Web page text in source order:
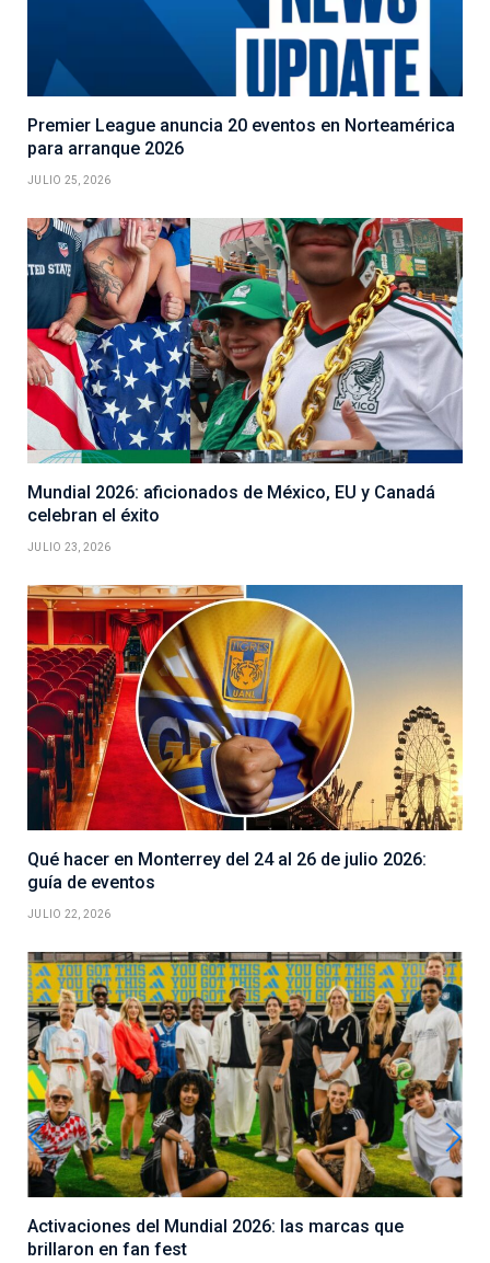
Premier League anuncia 20 eventos en Norteamérica
para arranque 2026
JULIO 25, 2026
Mundial 2026: aficionados de México, EU y Canadá
celebran el éxito
JULIO 23, 2026
Qué hacer en Monterrey del 24 al 26 de julio 2026:
guía de eventos
JULIO 22, 2026
Activaciones del Mundial 2026: las marcas que
brillaron en fan fest